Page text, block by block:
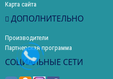
Карта сайта
ДОПОЛНИТЕЛЬНО
Производители
Партнерская программа
СОЦИАЛЬНЫЕ СЕТИ